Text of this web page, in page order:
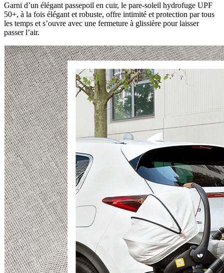
Garni d’un élégant passepoil en cuir, le pare-soleil hydrofuge UPF
50+, à la fois élégant et robuste, offre intimité et protection par tous
les temps et s’ouvre avec une fermeture à glissière pour laisser
passer l’air.